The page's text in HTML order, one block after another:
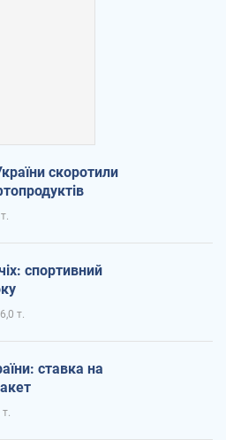
скоротили
спортивний
6,0 т.
ставка на